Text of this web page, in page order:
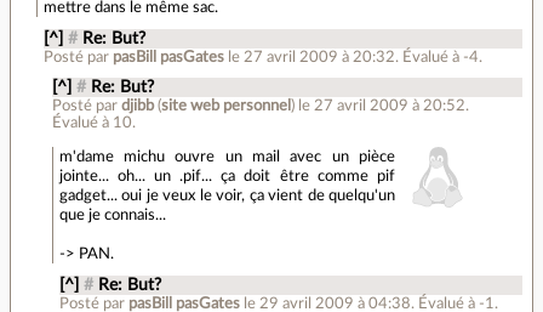
mettre dans le même sac.
[^] # Re: But?
Posté par pasBill pasGates le 27 avril 2009 à 20:32. Évalué à -4.
[^] # Re: But?
Posté par djibb(site web personnel ) le 27 avril 2009 à 20:52.
Évalué à 10.
m'dame michu ouvre un mail avec un pièce
jointe... oh... un .pif... ça doit être comme pif
gadget... oui je veux le voir, ça vient de quelqu'un
que je connais...
-> PAN.
[^] # Re: But?
Posté par pasBill pasGates le 29 avril 2009 à 04:38. Évalué à -1 .